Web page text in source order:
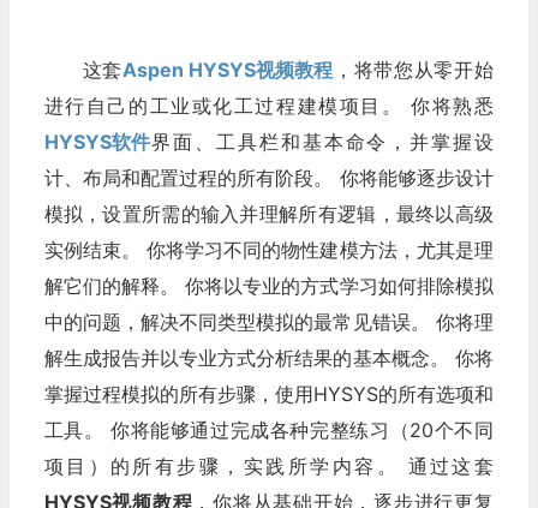
这套Aspen HYSYS视频教程 ，将带您从零开始
进行自己的工业或化工过程建模项目。 你将熟悉
HYSYS软件界面、工具栏和基本命令，并掌握设
计、布局和配置过程的所有阶段。 你将能够逐步设计
模拟，设置所需的输入并理解所有逻辑，最终以高级
实例结束。 你将学习不同的物性建模方法，尤其是理
解它们的解释。 你将以专业的方式学习如何排除模拟
中的问题，解决不同类型模拟的最常见错误。 你将理
解生成报告并以专业方式分析结果的基本概念。 你将
掌握过程模拟的所有步骤，使用HYSYS的所有选项和
工具。 你将能够通过完成各种完整练习（20个不同
项目）的所有步骤，实践所学内容。 通过这套
HYSYS视频教程 ，你将从基础开始，逐步进行更复